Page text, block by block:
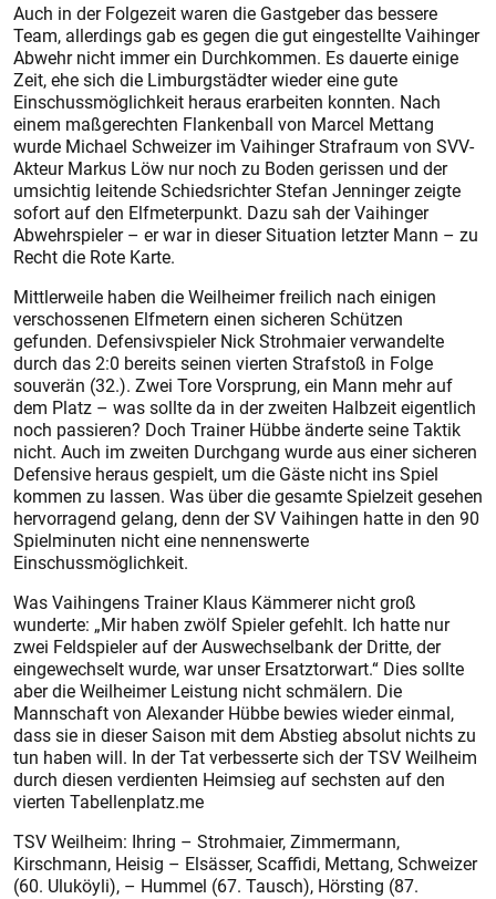
Auch in der Folgezeit waren die Gastgeber das bessere
Team, allerdings gab es gegen die gut eingestellte Vaihinger
Abwehr nicht immer ein Durchkommen. Es dauerte einige
Zeit, ehe sich die Limburgstädter wieder eine gute
Einschussmöglichkeit heraus erarbeiten konnten. Nach
einem maßgerechten Flankenball von Marcel Mettang
wurde Michael Schweizer im Vaihinger Strafraum von SVV-
Akteur Markus Löw nur noch zu Boden gerissen und der
umsichtig leitende Schiedsrichter Stefan Jenninger zeigte
sofort auf den Elfmeterpunkt. Dazu sah der Vaihinger
Abwehrspieler – er war in dieser Situation letzter Mann – zu
Recht die Rote Karte.
Mittlerweile haben die Weilheimer freilich nach einigen
verschossenen Elfmetern einen sicheren Schützen
gefunden. Defensivspieler Nick Strohmaier verwandelte
durch das 2:0 bereits seinen vierten Strafstoß in Folge
souverän (32.). Zwei Tore Vorsprung, ein Mann mehr auf
dem Platz – was sollte da in der zweiten Halbzeit eigentlich
noch passieren? Doch Trainer Hübbe änderte seine Taktik
nicht. Auch im zweiten Durchgang wurde aus einer sicheren
Defensive heraus gespielt, um die Gäste nicht ins Spiel
kommen zu lassen. Was über die gesamte Spielzeit gesehen
hervorragend gelang, denn der SV Vaihingen hatte in den 90
Spielminuten nicht eine nennenswerte
Einschussmöglichkeit.
Was Vaihingens Trainer Klaus Kämmerer nicht groß
wunderte: „Mir haben zwölf Spieler gefehlt. Ich hatte nur
zwei Feldspieler auf der Auswechselbank der Dritte, der
eingewechselt wurde, war unser Ersatztorwart.“ Dies sollte
aber die Weilheimer Leistung nicht schmälern. Die
Mannschaft von Alexander Hübbe bewies wieder einmal,
dass sie in dieser Saison mit dem Abstieg absolut nichts zu
tun haben will. In der Tat verbesserte sich der TSV Weilheim
durch diesen verdienten Heimsieg auf sechsten auf den
vierten Tabellenplatz.me
TSV Weilheim: Ihring – Strohmaier, Zimmermann,
Kirschmann, Heisig – Elsässer, Scaffidi, Mettang, Schweizer
(60. Uluköyli), – Hummel (67. Tausch), Hörsting (87.